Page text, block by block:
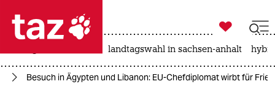
 taz zahl ich
taz zahl ich

taz zahl ich
landtagswahl in sachsen-anhalt
Besuch in Ägypten und Libanon: EU-Chefdiplomat wirbt für